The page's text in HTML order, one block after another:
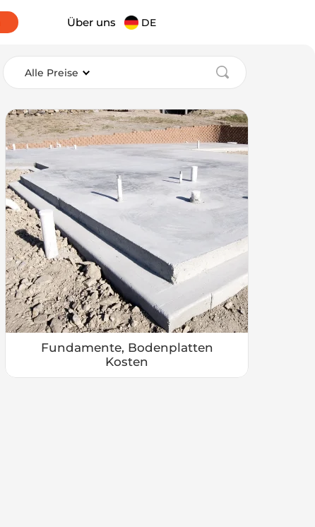
Über uns DE
Alle Preise
Fundamente, Bodenplatten
Kosten